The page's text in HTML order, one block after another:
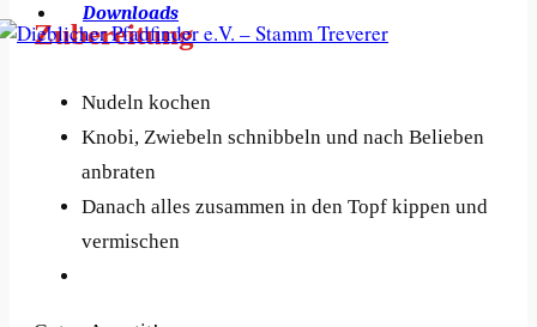
Downloads
Zubereitung
Nudeln kochen
Knobi, Zwiebeln schnibbeln und nach Belieben
anbraten
Danach alles zusammen in den Topf kippen und
vermischen